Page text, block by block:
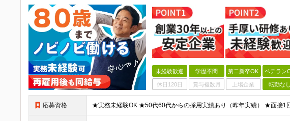
未経験歓迎 学歴不問 第二新卒OK ベテラン
休日120日 賞与複数月 上場企業 転勤なし
応募資格